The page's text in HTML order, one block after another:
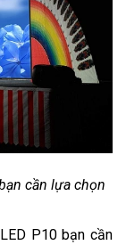
cần lựa chọn
P10 bạn cần